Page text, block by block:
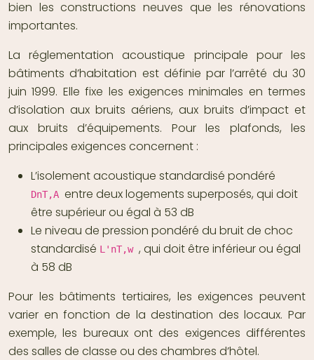
bien les constructions neuves que les rénovations
importantes.
La réglementation acoustique principale pour les
bâtiments d’habitation est définie par l’arrêté du 30
juin 1999. Elle fixe les exigences minimales en termes
d’isolation aux bruits aériens, aux bruits d’impact et
aux bruits d’équipements. Pour les plafonds, les
principales exigences concernent :
L’isolement acoustique standardisé pondéré
DnT,A entre deux logements superposés, qui doit
être supérieur ou égal à 53 dB
Le niveau de pression pondéré du bruit de choc
standardisé L'nT,w , qui doit être inférieur ou égal
à 58 dB
Pour les bâtiments tertiaires, les exigences peuvent
varier en fonction de la destination des locaux. Par
exemple, les bureaux ont des exigences différentes
des salles de classe ou des chambres d’hôtel.